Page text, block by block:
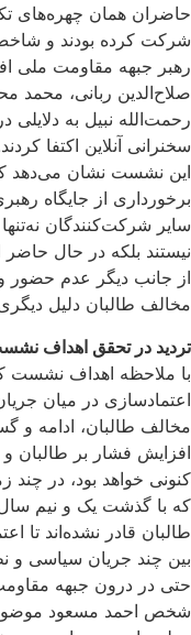
حاضران همان چهر‌ه‌های
شرکت کرده بودند و
رهبر جبهه مقاومت ملی
صلاح‌الدین ربانی، محمد
رحمت‌الله نبیل به
سخنرانی آنلاین اکتفا
این نشست نشان می‌دهد
برخورداری از جایگاه
سایر شرکت‌کنندگان
نیستند بلکه در حال حاضر
از جانب دیگر عدم حضور
مخالف طالبان دلیل
تردید در تحقق اهداف
با ملاحظه اهداف نشست
اعتمادسازی در میان
مخالف طالبان، ادامه و
افزایش فشار بر طالبان
كنونى خواهد بود، در
که با گذشت یک و نیم
طالبان قادر نشده‌اند تا
بین چند جریان سیاسی و
حتی در درون جبهه
شخص احمد مسعود